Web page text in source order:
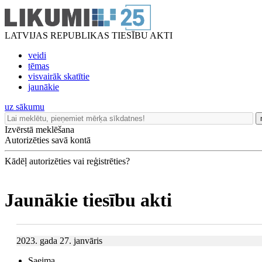
LATVIJAS REPUBLIKAS TIESĪBU AKTI
veidi
tēmas
visvairāk skatītie
jaunākie
uz sākumu
Izvērstā meklēšana
Autorizēties savā kontā
Kādēļ autorizēties vai reģistrēties?
Jaunākie tiesību akti
2023. gada 27. janvāris